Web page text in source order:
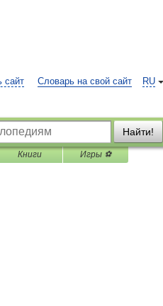
RU
сайт Словарь на свой сайт
Найти!
Книги Игры ⚽